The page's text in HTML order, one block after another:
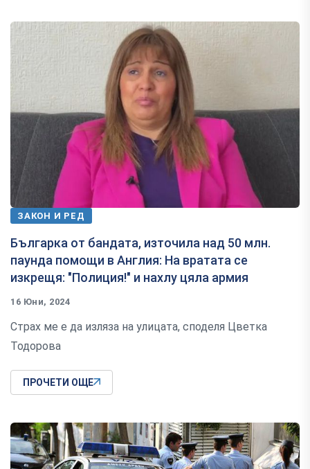
ЗАКОН И РЕД
Българка от бандата, източила над 50 млн.
паунда помощи в Англия: На вратата се
изкрещя: "Полиция!" и нахлу цяла армия
16 Юни, 2024
Страх ме е да изляза на улицата, споделя Цветка
Тодорова
ПРОЧЕТИ ОЩЕ